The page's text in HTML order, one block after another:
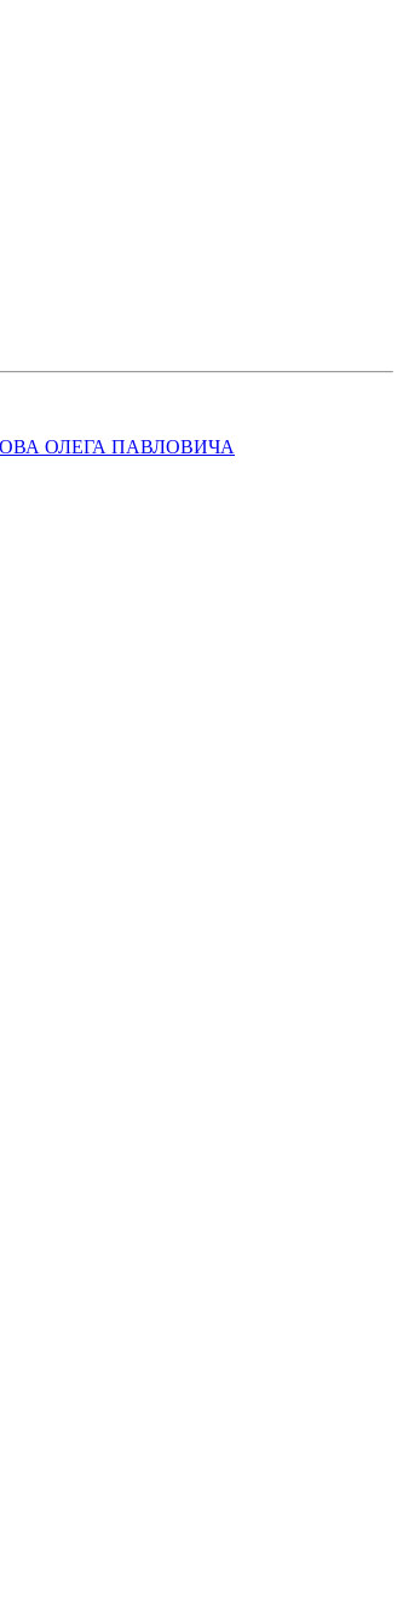
ОЛЕГА ПАВЛОВИЧА